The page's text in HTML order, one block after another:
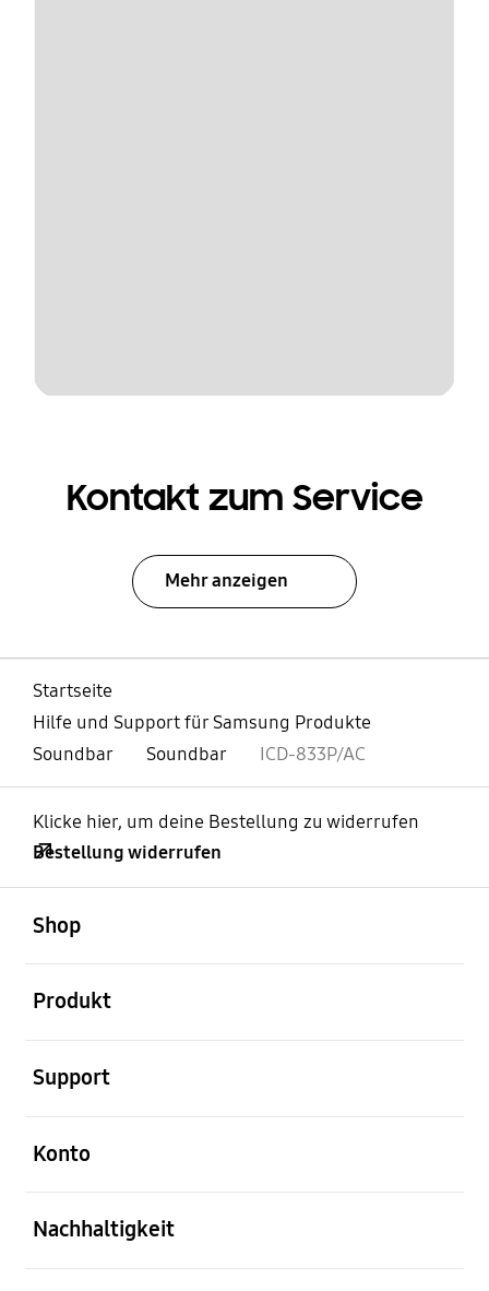
Kontakt zum Service
Mehr anzeigen
Startseite
Hilfe und Support für Samsung Produkte
Soundbar
Soundbar ICD-833P/AC
Klicke hier, um deine Bestellung zu widerrufen
Bestellung widerrufen
Shop
Produkt
Support
Konto
Nachhaltigkeit